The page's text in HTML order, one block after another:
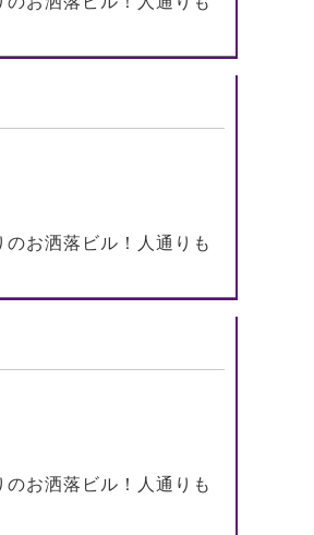
お洒落ビル！人通りも
お洒落ビル！人通りも